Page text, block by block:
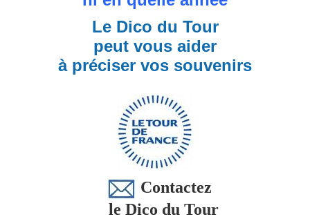
Le Dico du Tour
peut vous aider
à préciser vos souvenirs
Contactez
le Dico du Tour